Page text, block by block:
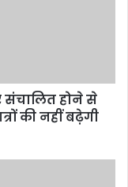
संचालित होने से
की नहीं बढ़ेगी